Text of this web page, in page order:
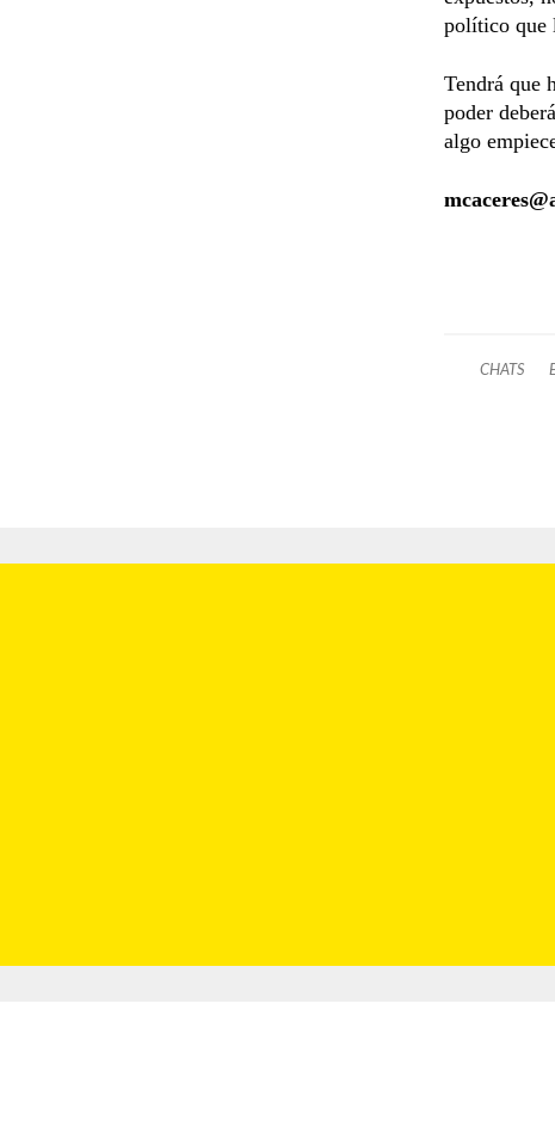
político que
Tendrá que
poder
algo
CHATS